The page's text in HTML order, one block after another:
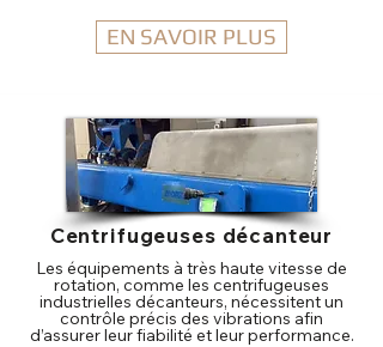
EN SAVOIR PLUS
Centrifugeuses décanteur
Les équipements à très haute vitesse de
rotation, comme les centrifugeuses
industrielles décanteurs, nécessitent un
contrôle précis des vibrations afin
d’assurer leur fiabilité et leur performance.